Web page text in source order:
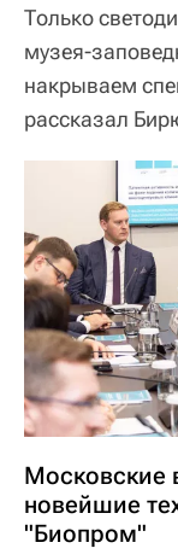
Только
музея-
накрываем
рассказал
Московские
новейшие
"Биопром"